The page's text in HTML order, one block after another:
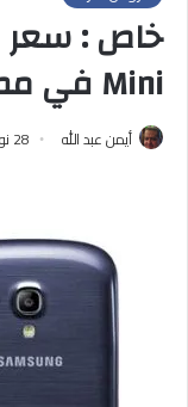
Mini في مصر
أيمن عبد الله 28 نوفمبر, 2012